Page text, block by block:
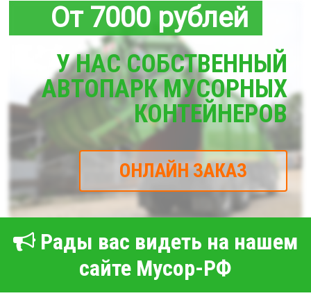
От 7000 рублей
У НАС СОБСТВЕННЫЙ
АВТОПАРК МУСОРНЫХ
КОНТЕЙНЕРОВ
ОНЛАЙН ЗАКАЗ
Рады вас видеть на нашем
сайте Мусор-РФ